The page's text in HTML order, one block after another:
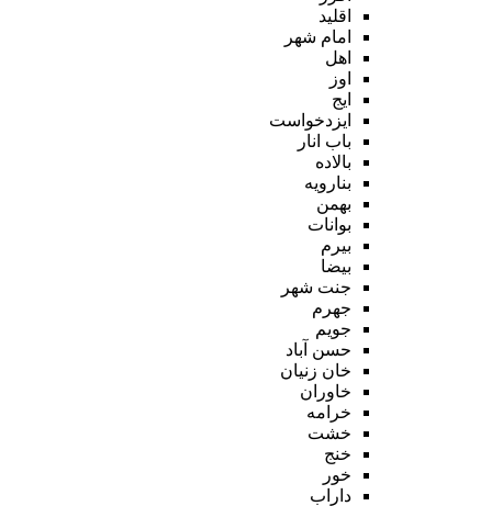
اقلید
امام شهر
اهل
اوز
ایج
ایزدخواست
باب انار
بالاده
بنارویه
بهمن
بوانات
بیرم
بیضا
جنت شهر
جهرم
جویم
حسن آباد
خان زنیان
خاوران
خرامه
خشت
خنج
خور
داراب